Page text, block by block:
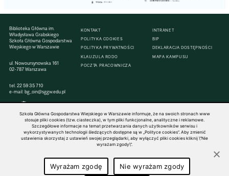
Biblioteka Główna im.
Władysława Grabskiego
Szkoła Główna Gospodarstwa
Wiejskiego w Warszawie
ul. Nowoursynowska 161
02-787 Warszawa
tel. 22 59 35 710
e-mail:bg_oin@sggw.edu.pl
KONTAKT
POLITYKA COOKIES
POLITYKA PRYWATNOŚCI
KLAUZULA RODO
POCZTA PRACOWNICZA
INTRANET
BIP
DEKLARACJA DOSTĘPNOŚCI
MAPA KAMPUSU
© 1816–2026 SGGW — ALL RIGHTS RESERVED
Szkoła Główna Gospodarstwa Wiejskiego w Warszawie informuje, że na swoich stronach www
stosuje pliki cookies (tzw. ciasteczka), w tym pliki funkcjonalne, analityczne i reklamowe.
Szczegółowe informacje na temat przetwarzania danych użytkowników serwisu i
wykorzystywanych technologii śledzących dostępne są w „Polityce cookies”. Aby zmienić
ustawienia skorzystaj z ustawień swojej przeglądarki, aby wyłączyć pliki cookies kliknij \"Nie
wyrażam zgody\".
Wyrażam zgodę Nie wyrażam zgody